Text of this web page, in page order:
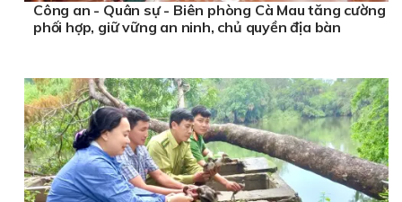
Công an - Quân sự - Biên phòng Cà Mau tăng cường
phối hợp, giữ vững an ninh, chủ quyền địa bàn